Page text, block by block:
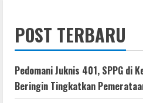
POST TERBARU
Pedomani Juknis 401, SPPG di
Beringin Tingkatkan